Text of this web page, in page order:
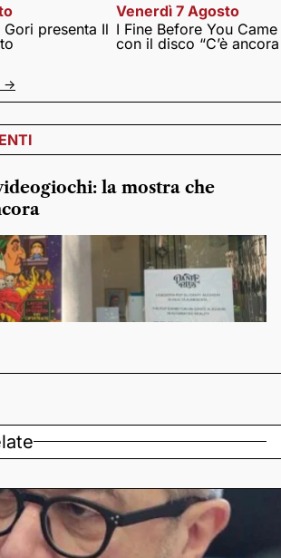
presenta Il
Venerdì 7 Agosto
I Fine Before You
con il disco “C’è
>
la mostra che